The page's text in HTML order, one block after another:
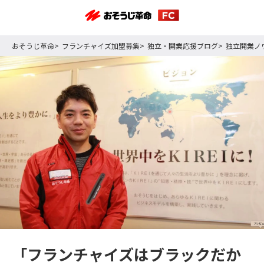
おそうじ革命 フランチャイズ加盟募集 独立・開業応援ブログ 独立開業ノ
「フランチャイズはブラックだか